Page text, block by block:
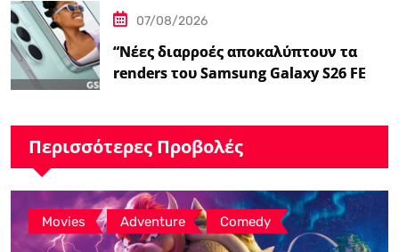
07/08/2026
“Νέες διαρροές αποκαλύπτουν τα
renders του Samsung Galaxy S26 FE
Περισσότερες Προβολές
Movies , Adventure , Comedy